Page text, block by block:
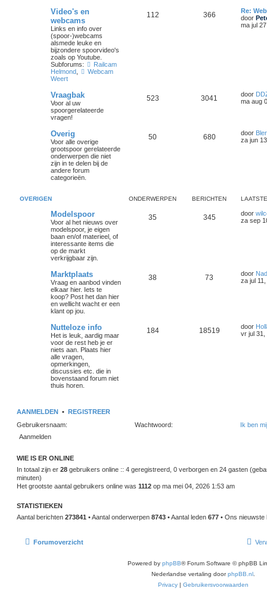
Video's en
webcams
Links en info over
(spoor-)webcams
alsmede leuke en
bijzondere spoorvideo's
zoals op Youtube.
Subforums:
Railcam
Helmond
Webcam
Weert
112 366
Re:
door
ma jul
Vraagbak
Voor al uw
spoorgerelateerde
vragen!
523 3041 door
ma aug
Overig
Voor alle overige
grootspoor gerelateerde
onderwerpen die niet
zijn in te delen bij de
andere forum
categorieën.
50 680 door
za jun
OVERIGEN ONDERWERPEN BERICHTEN
Modelspoor
Voor al het nieuws over
modelspoor, je eigen
baan en/of materieel, of
interessante items die
op de markt
verkrijgbaar zijn.
35 345 door
za sep
Marktplaats
Vraag en aanbod vinden
elkaar hier. Iets te
koop? Post het dan hier
en wellicht wacht er een
klant op jou.
38 73 door
za jul
Nutteloze info
Het is leuk, aardig maar
voor de rest heb je er
niets aan. Plaats hier
alle vragen,
opmerkingen,
discussies etc. die in
bovenstaand forum niet
thuis horen.
184 18519 door
vr jul 31,
AANMELDEN • REGISTREER
Gebruikersnaam:
Wachtwoord: Ik ben
WIE IS ER ONLINE
In totaal zijn er 28 gebruikers online :: 4 geregistreerd, 0 verborgen en 24 gasten
minuten)
Het grootste aantal gebruikers online was 1112 op ma mei 04, 2026 1:53 am
STATISTIEKEN
Aantal berichten 273841 • Aantal onderwerpen 8743 • Aantal leden 677 • Ons nieuwste
Forumoverzicht
Powered by phpBB® Forum Software © phpBB
Nederlandse vertaling doorphpBB.nl.
Privacy| Gebruikersvoorwaarden